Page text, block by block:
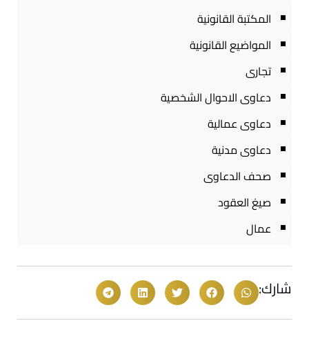
المكتبة القانونية
المواضيع القانونية
تجارى
دعاوى الاحوال الشخصية
دعاوى عمالية
دعاوى مدنية
صحف الدعاوى
صيغ العقود
عمال
شارك: